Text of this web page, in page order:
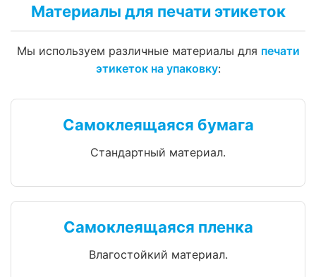
Материалы для печати этикеток
Мы используем различные материалы для печати
этикеток на упаковку:
Самоклеящаяся бумага
Стандартный материал.
Самоклеящаяся пленка
Влагостойкий материал.